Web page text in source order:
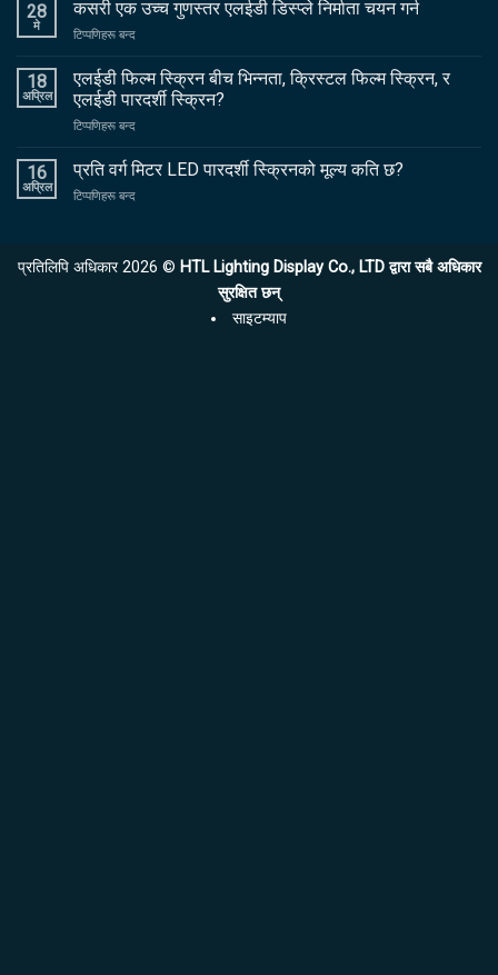
28
मे
कसरी एक उच्च गुणस्तर एलईडी डिस्प्ले निर्माता चयन गर्न
टिप्पणिहरू बन्दखुल्ला
एक
गुणस्तर
एलईडी
निर्माता
18
अप्रिल
एलईडी फिल्म स्क्रिन बीच भिन्नता, क्रिस्टल फिल्म स्क्रिन, र
एलईडी पारदर्शी स्क्रिन?
टिप्पणिहरू बन्दखुल्ला
फिल्म
फिल्म
स्क्रिन,
16
अप्रिल
प्रति वर्ग मिटर LED पारदर्शी स्क्रिनको मूल्य कति छ?
टिप्पणिहरू बन्दखुल्ला
LED
प्रतिलिपि अधिकार 2026 © HTL Lighting Display Co., LTD द्वारा सबै अधिकार
सुरक्षित छन्
साइटम्याप